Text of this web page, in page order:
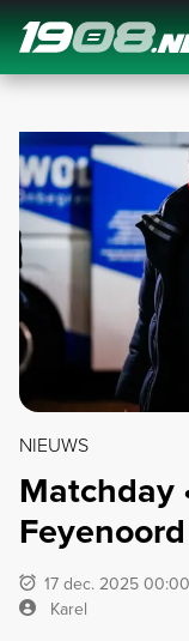
Navigation
NIEUWS
Matchday
17 dec. 2025 00:00
Karel